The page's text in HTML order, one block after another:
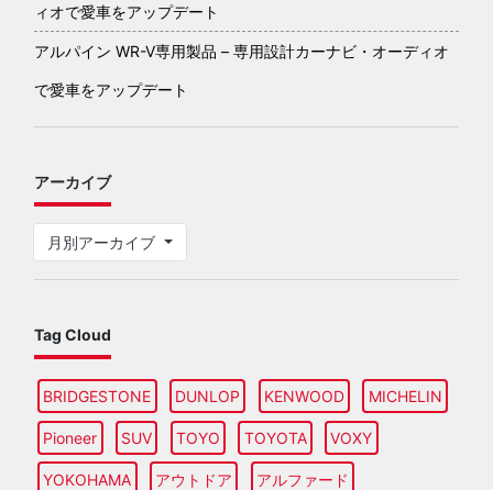
ィオで愛車をアップデート
アルパイン WR-V専用製品 – 専用設計カーナビ・オーディオ
で愛車をアップデート
アーカイブ
月別アーカイブ
Tag Cloud
BRIDGESTONE DUNLOP KENWOOD MICHELIN
Pioneer SUV TOYO TOYOTA VOXY
YOKOHAMA アウトドア アルファード